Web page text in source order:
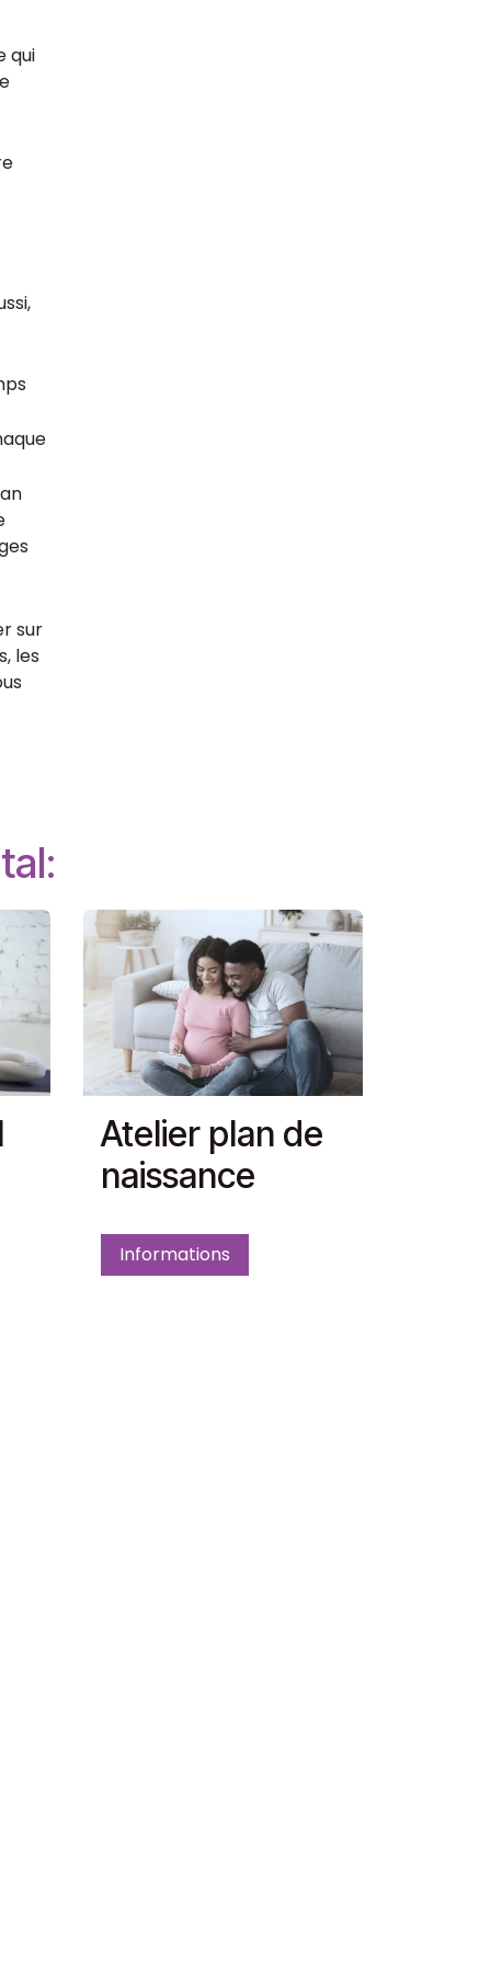
qui
sur
les
Atelier plan de
naissance
Informations